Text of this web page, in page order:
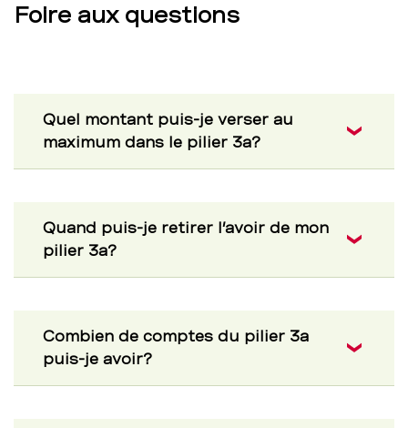
Foire aux questions
Quel montant puis-je verser au
maximum dans le pilier 3a?
Quand puis-je retirer l’avoir de mon
pilier 3a?
Combien de comptes du pilier 3a
puis-je avoir?